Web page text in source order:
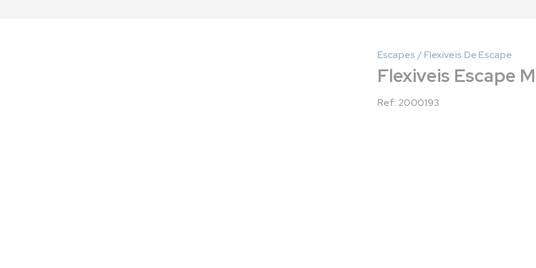
Escapes / Flexíveis De Escape
Flexiveis Escape
Ref: 2000193